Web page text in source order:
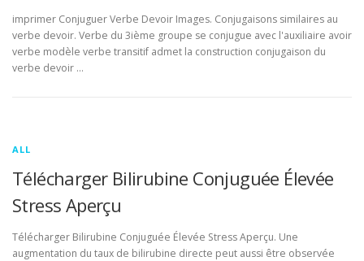
imprimer Conjuguer Verbe Devoir Images. Conjugaisons similaires au
verbe devoir. Verbe du 3ième groupe se conjugue avec l'auxiliaire avoir
verbe modèle verbe transitif admet la construction conjugaison du
verbe devoir …
ALL
Télécharger Bilirubine Conjuguée Élevée
Stress Aperçu
Télécharger Bilirubine Conjuguée Élevée Stress Aperçu. Une
augmentation du taux de bilirubine directe peut aussi être observée